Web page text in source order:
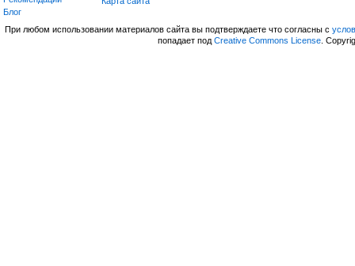
Блог
При любом использовании материалов сайта вы подтверждаете что согласны с
попадает под Creative Commons License .